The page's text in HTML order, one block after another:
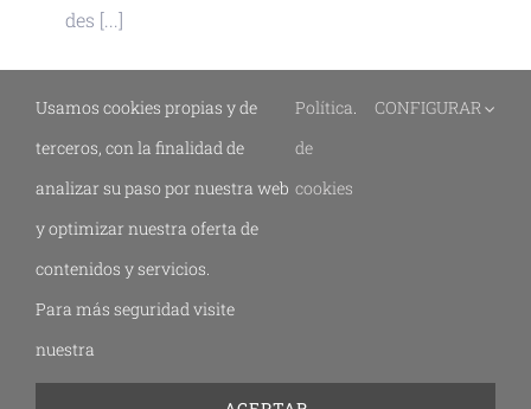
des [...]
Usamos cookies propias y de
terceros, con la finalidad de
analizar su paso por nuestra web
y optimizar nuestra oferta de
contenidos y servicios.
Para más seguridad visite
nuestra
Política
de
cookies
. CONFIGURAR